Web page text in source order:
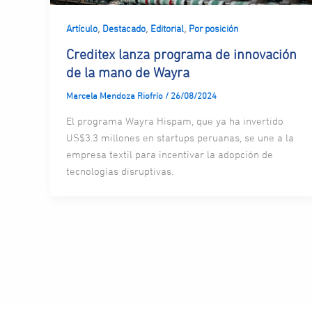
Artículo, Destacado, Editorial, Por posición
Creditex lanza programa de innovación
de la mano de Wayra
Marcela Mendoza Riofrío / 26/08/2024
El programa Wayra Hispam, que ya ha invertido
US$3.3 millones en startups peruanas, se une a la
empresa textil para incentivar la adopción de
tecnologías disruptivas.